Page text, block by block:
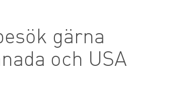
Utbildning
FVB-Nytt som pdf
gärna
och USA